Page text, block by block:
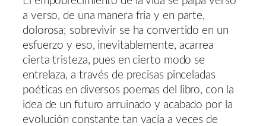
a verso, de una manera fría y en parte,
dolorosa; sobrevivir se ha convertido en un
esfuerzo y eso, inevitablemente, acarrea
cierta tristeza, pues en cierto modo se
entrelaza, a través de precisas pinceladas
poéticas en diversos poemas del libro, con la
idea de un futuro arruinado y acabado por la
evolución constante tan vacía a veces de